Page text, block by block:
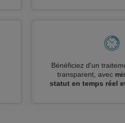
Bénéficiez d'un
transparent, avec
statut en temps réel